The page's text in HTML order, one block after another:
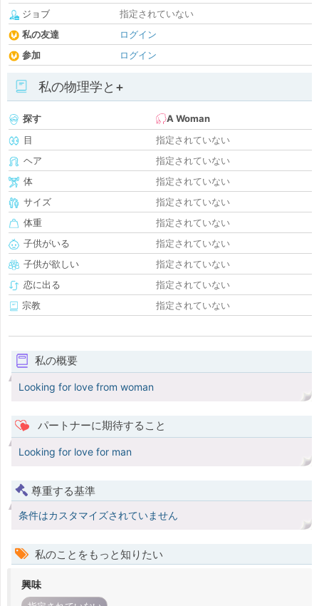
ジョブ
指定されていない
私の友達
ログイン
参加
ログイン
私の物理学と+
探す
A Woman
目
指定されていない
ヘア
指定されていない
体
指定されていない
サイズ
指定されていない
体重
指定されていない
子供がいる
指定されていない
子供が欲しい
指定されていない
恋に出る
指定されていない
宗教
指定されていない
私の概要
Looking for love from woman
パートナーに期待すること
Looking for love for man
尊重する基準
条件はカスタマイズされていません
私のことをもっと知りたい
興味